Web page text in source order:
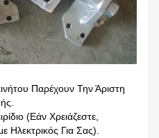
Παρέχουν Την Άριστη
(εάν Χρειάζεστε,
Για Σας).